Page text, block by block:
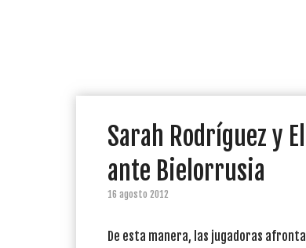
Sarah Rodríguez y
ante Bielorrusia
16 agosto 2012
De esta manera, las jugadoras